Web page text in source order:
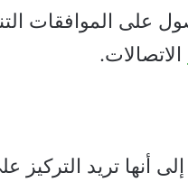
على الموافقات
الاتصالات.
أنها تريد التركيز